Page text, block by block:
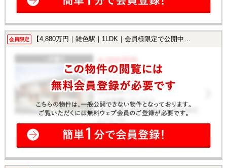
会員限定 【4,880万円｜雑色駅｜1LDK｜会員様限定で公開中！】